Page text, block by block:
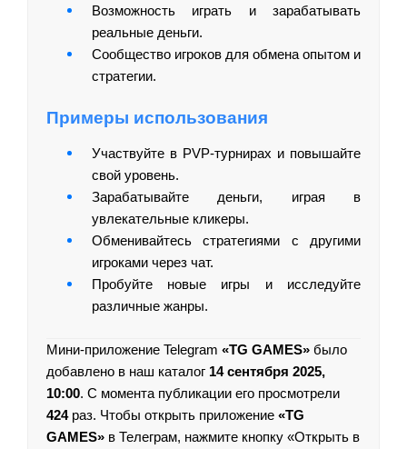
Возможность играть и зарабатывать
реальные деньги.
Сообщество игроков для обмена опытом и
стратегии.
Примеры использования
Участвуйте в PVP-турнирах и повышайте
свой уровень.
Зарабатывайте деньги, играя в
увлекательные кликеры.
Обменивайтесь стратегиями с другими
игроками через чат.
Пробуйте новые игры и исследуйте
различные жанры.
Мини-приложение Telegram «TG GAMES» было
добавлено в наш каталог 14 сентября 2025,
10:00. С момента публикации его просмотрели
424раз. Чтобы открыть приложение «TG
GAMES» в Телеграм, нажмите кнопку «Открыть в